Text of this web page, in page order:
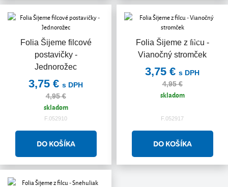
Folia Šijeme filcové
postavičky -
Jednorožec
3,75 € s DPH
4,95 €
skladom
F.052910
Folia Šijeme z filcu -
Vianočný stromček
Akcia
3,75 € s DPH
4,95 €
skladom
F.052917